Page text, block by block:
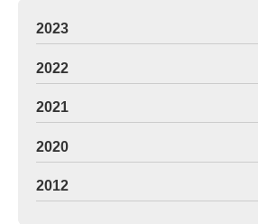
2023
2022
2021
2020
2012